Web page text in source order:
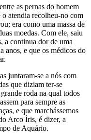
as pernas do homem
o atendia recolheu-no com
era como uma massa de
moedas. Com ele, saiu
a continua dor de uma
anos, e que os médicos do
juntaram-se a nós com
que diziam ter-se
roda na qual todos
para sempre as
e que marchássemos
Arco Íris, é dizer, a
de Aquário.